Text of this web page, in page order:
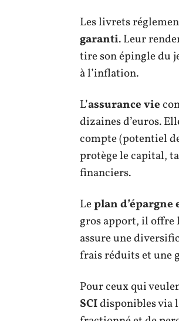
Les livrets
garanti. Leur
tire son épingle du
à l’inflation.
L’assurance vie
dizaines d’euros.
compte (potentiel
protège le capital,
financiers.
Leplan d’épargne
gros apport, il offre
assure une
frais réduits et une
Pour ceux qui
SCIdisponibles via